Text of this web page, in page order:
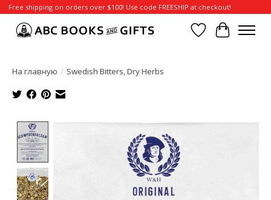
Free shipping on orders over $100! Use code FREESHIP at checkout!
Отложенные
Корзина
На главную / Swedish Bitters, Dry Herbs
Product image slideshow Items